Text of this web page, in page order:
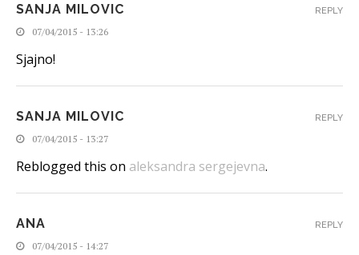
SANJA MILOVIC
07/04/2015 - 13:26
Sjajno!
REPLY
SANJA MILOVIC
07/04/2015 - 13:27
Reblogged this on aleksandra sergejevna.
REPLY
ANA
07/04/2015 - 14:27
REPLY